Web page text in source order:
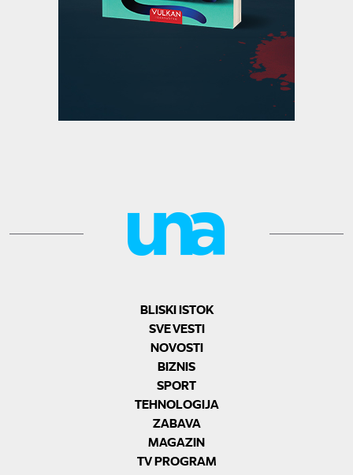
BLISKI ISTOK
SVE VESTI
NOVOSTI
BIZNIS
SPORT
TEHNOLOGIJA
ZABAVA
MAGAZIN
TV PROGRAM